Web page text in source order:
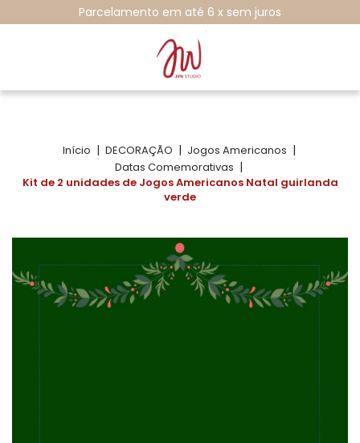
Parcelamento em até 6 x sem juros
Início | DECORAÇÃO | Jogos Americanos |
Datas Comemorativas |
Kit de 2 unidades de Jogos Americanos Natal guirlanda
verde